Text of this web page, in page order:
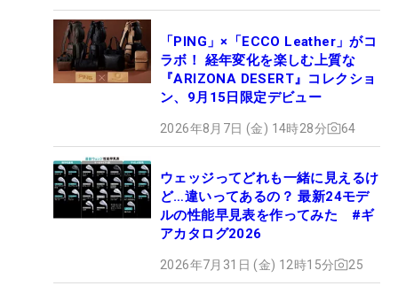
「PING」×「ECCO Leather」がコ
ラボ！ 経年変化を楽しむ上質な
『ARIZONA DESERT』コレクショ
ン、9月15日限定デビュー
2026年8月7日 (金) 14時28分 64
ウェッジってどれも一緒に見えるけ
ど…違いってあるの？ 最新24モデ
ルの性能早見表を作ってみた #ギ
アカタログ2026
2026年7月31日 (金) 12時15分 25